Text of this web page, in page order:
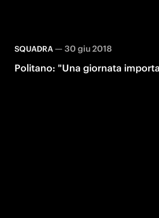
SQUADRA— 30 giu 2018
Politano: "Una giornata